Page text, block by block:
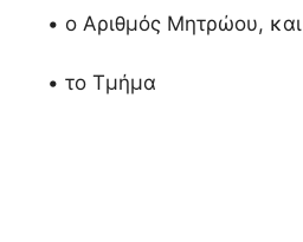
• ο Αριθμός Μητρώου, και
• το Τμήμα